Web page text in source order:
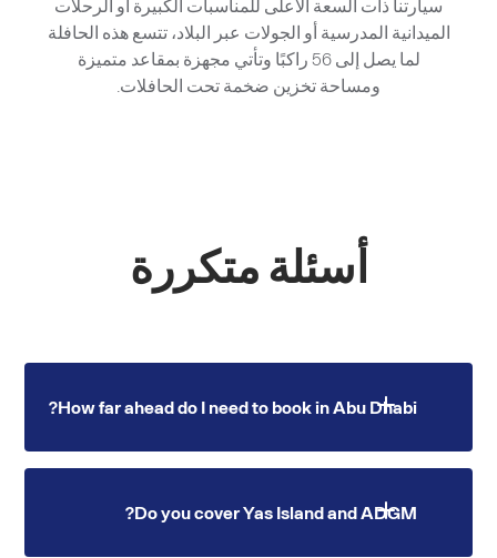
سيارتنا ذات السعة الأعلى للمناسبات الكبيرة أو الرحلات
الميدانية المدرسية أو الجولات عبر البلاد، تتسع هذه الحافلة
لما يصل إلى 56 راكبًا وتأتي مجهزة بمقاعد متميزة
ومساحة تخزين ضخمة تحت الحافلات.
أسئلة متكررة
How far ahead do I need to book in Abu Dhabi?
Standard bookings require 2 hours notice. AUH
airport transfers require 3 hours. Corporate and
Do you cover Yas Island and ADGM?